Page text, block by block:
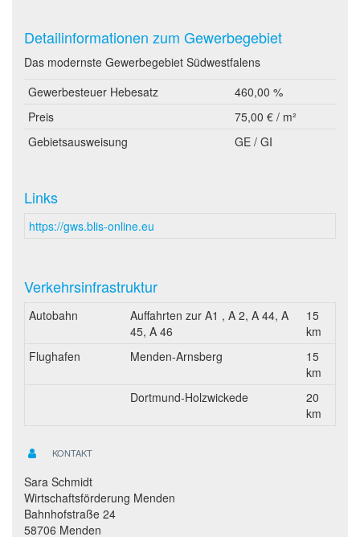
Detailinformationen zum Gewerbegebiet
Das modernste Gewerbegebiet Südwestfalens
Gewerbesteuer Hebesatz
460,00 %
Preis
75,00 € / m²
Gebietsausweisung
GE / GI
Links
https://gws.blis-online.eu
Verkehrsinfrastruktur
Autobahn
Auffahrten zur A1 , A 2, A 44, A
45, A 46
15
km
Flughafen
Menden-Arnsberg
15
km
Dortmund-Holzwickede
20
km
KONTAKT
Sara Schmidt
Wirtschaftsförderung Menden
Bahnhofstraße 24
58706 Menden